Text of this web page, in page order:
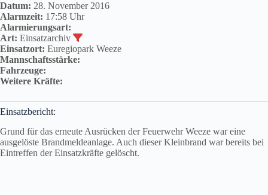
Datum: 28. November 2016
Alarmzeit: 17:58 Uhr
Alarmierungsart:
Art: Einsatzarchiv
Einsatzort: Euregiopark Weeze
Mannschaftsstärke:
Fahrzeuge:
Weitere Kräfte:
Einsatzbericht:
Grund für das erneute Ausrücken der Feuerwehr Weeze war eine
ausgelöste Brandmeldeanlage. Auch dieser Kleinbrand war bereits bei
Eintreffen der Einsatzkräfte gelöscht.